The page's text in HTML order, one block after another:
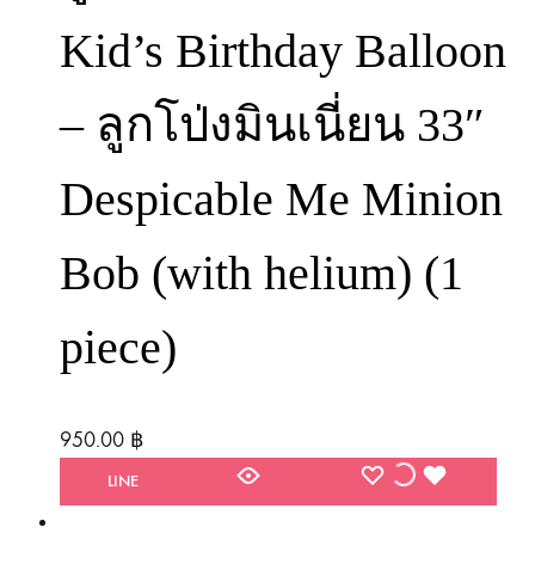
Kid’s Birthday Balloon
– ลูกโป่งมินเนี่ยน 33″
Despicable Me Minion
Bob (with helium) (1
piece)
950.00 ฿
LINE WISHLISTWISHLIST